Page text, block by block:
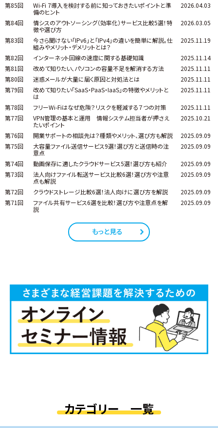
第85回
Wi-Fi 7導入を検討する前に知っておきたいポイントと準
備のヒント
2026.04.03
第84回
情シスのアウトソーシング（効率化）サービス比較5選！特
徴や選び方
2026.03.05
第83回
今さら聞けない「IPv6」と「IPv4」の違いを簡単に解説。仕
組みやメリット・デメリットとは？
2025.11.19
第82回 インターネット回線の速度に関する基礎知識
2025.11.14
第81回
改めて知りたい、パソコンの容量不足を解消する方法
2025.11.11
第80回
迷惑メールが大量に届く原因と対処法とは
2025.11.11
第79回
改めて知りたい「SaaS・PaaS・IaaS」の特徴やメリットと
は
2025.11.11
第78回 フリーWi-Fiはなぜ危険？リスクを軽減する７つの対策
2025.11.11
第77回
VPN管理の基本と運用 情報システム担当者が押さえ
たいポイント
2025.10.21
第76回 開業サポートの相談先は？種類やメリット、選び方も解説
2025.09.09
第75回
大容量ファイル送信サービス9選！選び方と送信時の注
意点
2025.09.09
第74回 動画保存に適したクラウドサービス5選！選び方も紹介
2025.09.09
第73回
法人向けファイル転送サービス比較6選！選び方や注意
点も解説
2025.09.09
第72回 クラウドストレージ比較6選！法人向けに選び方を解説
2025.09.09
第71回
ファイル共有サービス6選を比較！選び方や注意点を解
説
2025.09.09
もっと見る
カテゴリー 一覧